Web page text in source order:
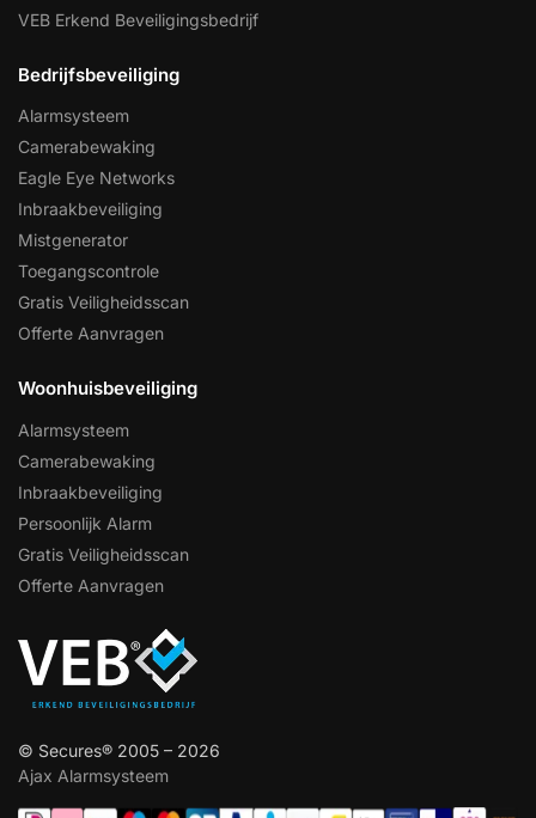
VEB Erkend Beveiligingsbedrijf
Bedrijfsbeveiliging
Alarmsysteem
Camerabewaking
Eagle Eye Networks
Inbraakbeveiliging
Mistgenerator
Toegangscontrole
Gratis Veiligheidsscan
Offerte Aanvragen
Woonhuisbeveiliging
Alarmsysteem
Camerabewaking
Inbraakbeveiliging
Persoonlijk Alarm
Gratis Veiligheidsscan
Offerte Aanvragen
© Secures® 2005 – 2026
Ajax Alarmsysteem